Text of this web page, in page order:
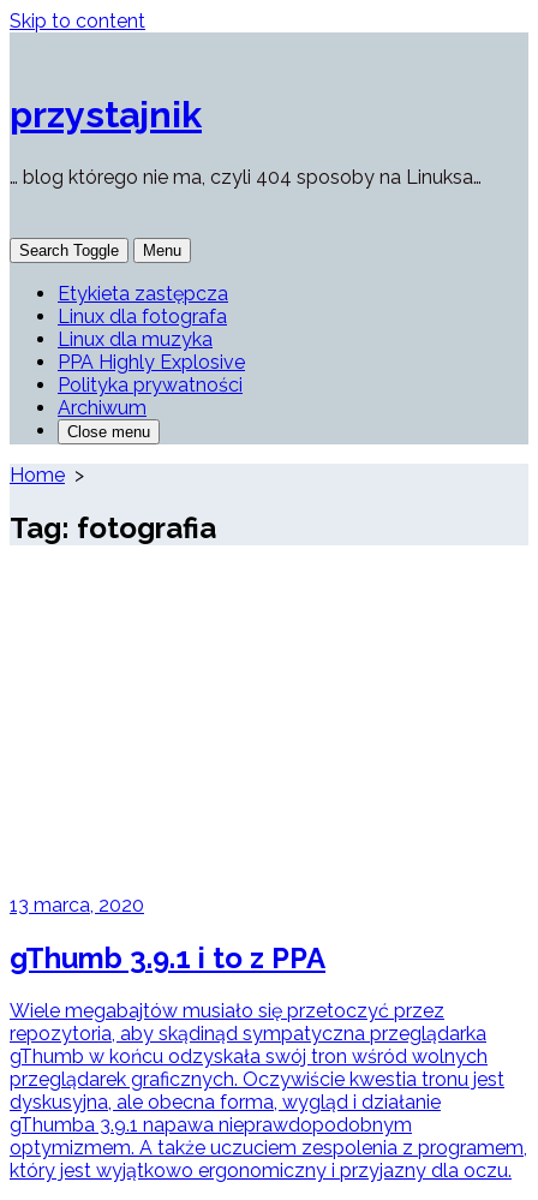
Skip to content
przystajnik
… blog którego nie ma, czyli 404 sposoby na Linuksa…
Search Toggle Menu
Etykieta zastępcza
Linux dla fotografa
Linux dla muzyka
PPA Highly Explosive
Polityka prywatności
Archiwum
Close menu
Home >
Tag: fotografia
13 marca, 2020
gThumb 3.9.1 i to z PPA
Wiele megabajtów musiało się przetoczyć przez
repozytoria, aby skądinąd sympatyczna przeglądarka
gThumb w końcu odzyskała swój tron wśród wolnych
przeglądarek graficznych. Oczywiście kwestia tronu jest
dyskusyjna, ale obecna forma, wygląd i działanie
gThumba 3.9.1 napawa nieprawdopodobnym
optymizmem. A także uczuciem zespolenia z programem,
który jest wyjątkowo ergonomiczny i przyjazny dla oczu.